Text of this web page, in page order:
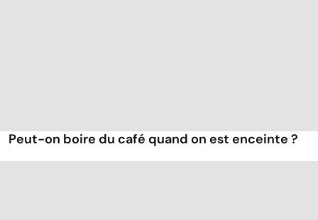
Peut-on boire du café quand on est enceinte ?